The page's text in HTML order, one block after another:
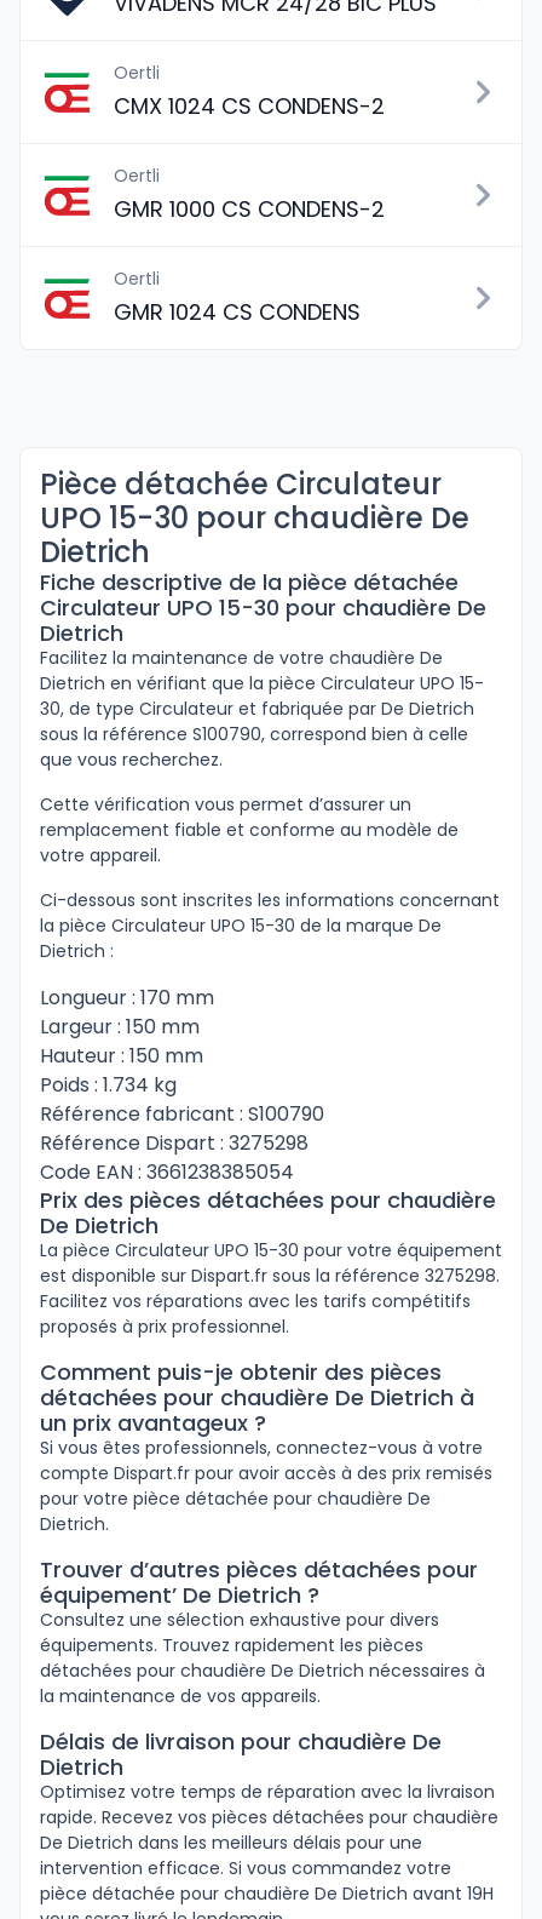
Oertli
CMX 1024 CS CONDENS-2
Oertli
GMR 1000 CS CONDENS-2
Oertli
GMR 1024 CS CONDENS
Pièce détachée Circulateur
UPO 15-30 pour chaudière De
Dietrich
Fiche descriptive de la pièce détachée
Circulateur UPO 15-30 pour chaudière De
Dietrich
Facilitez la maintenance de votre chaudière De
Dietrich en vérifiant que la pièce Circulateur UPO 15-
30, de type Circulateur et fabriquée par De Dietrich
sous la référence S100790, correspond bien à celle
que vous recherchez.
Cette vérification vous permet d’assurer un
remplacement fiable et conforme au modèle de
votre appareil.
Ci-dessous sont inscrites les informations concernant
la pièce Circulateur UPO 15-30 de la marque De
Dietrich :
Longueur : 170 mm
Largeur : 150 mm
Hauteur : 150 mm
Poids : 1.734 kg
Référence fabricant : S100790
Référence Dispart : 3275298
Code EAN : 3661238385054
Prix des pièces détachées pour chaudière
De Dietrich
La pièce Circulateur UPO 15-30 pour votre équipement
est disponible sur Dispart.fr sous la référence 3275298.
Facilitez vos réparations avec les tarifs compétitifs
proposés à prix professionnel.
Comment puis-je obtenir des pièces
détachées pour chaudière De Dietrich à
un prix avantageux ?
Si vous êtes professionnels, connectez-vous à votre
compte Dispart.fr pour avoir accès à des prix remisés
pour votre pièce détachée pour chaudière De
Dietrich.
Trouver d’autres pièces détachées pour
équipement’ De Dietrich ?
Consultez une sélection exhaustive pour divers
équipements. Trouvez rapidement les pièces
détachées pour chaudière De Dietrich nécessaires à
la maintenance de vos appareils.
Délais de livraison pour chaudière De
Dietrich
Optimisez votre temps de réparation avec la livraison
rapide. Recevez vos pièces détachées pour chaudière
De Dietrich dans les meilleurs délais pour une
intervention efficace. Si vous commandez votre
pièce détachée pour chaudière De Dietrich avant 19H